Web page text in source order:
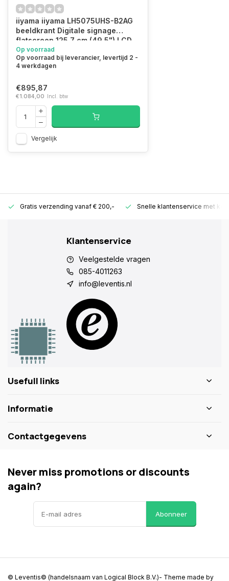
iiyama iiyama LH5075UHS-B2AG
beeldkrant Digitale signage
flatscreen 125,7 cm (49.5") LCD
Wifi 500 cd/m² 4K Ultra HD Zwart
Type processor Android 11 24/7
Op voorraad
Op voorraad bij leverancier, levertijd 2 -
4 werkdagen
€895,87
€1.084,00 Incl. btw
Vergelijk
Gratis verzending vanaf € 200,- Snelle klantenservice met
Klantenservice
Veelgestelde vragen
085-4011263
info@leventis.nl
Usefull links
Informatie
Contactgegevens
Never miss promotions or discounts
again?
Abonneer
© Leventis© (handelsnaam van Logical Block B.V.)- Theme made by